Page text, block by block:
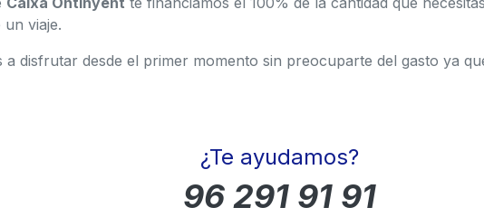
viaje.
a disfrutar desde el primer momento sin preocuparte del gasto ya
¿Te ayudamos?
96 291 91 91